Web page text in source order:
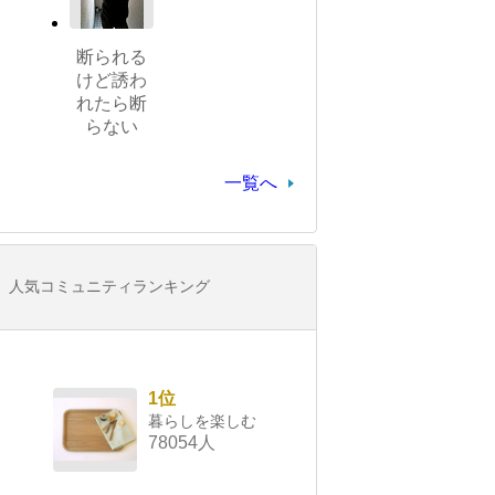
断られる
けど誘わ
れたら断
らない
一覧へ
人気コミュニティランキング
1位
暮らしを楽しむ
78054人